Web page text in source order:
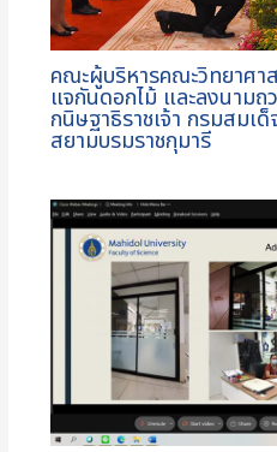
คณะผู้บริหารคณะวิทยาศา
แจกันดอกไม้ และลงนามถ
กนิษฐาธิราชเจ้า กรมสมเ
สยามบรมราชกุมารี